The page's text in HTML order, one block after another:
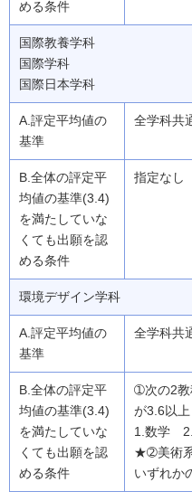
国際教養学科
国際学科
国際日本学科
全学科共
指定なし
環境デザイン学科
全学科共
➀次の2教
が3.6以上
1.数学
★➁美術
いずれか